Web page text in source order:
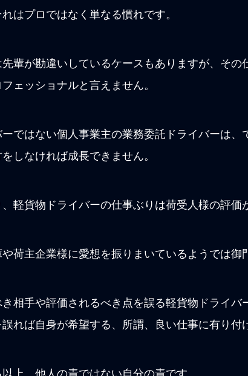
はプロではなく単なる慣れです。
輩が勘違いしているケースもありますが、そ
ェッショナルと言えません。
ではない個人事業主の業務委託ドライバーは
しなければ成長できません。
軽貨物ドライバーの仕事ぶりは荷受人様の評価
荷主企業様に愛想を振りまいているようでは御
相手や評価されるべき点を誤る軽貨物ドライ
れば自身が希望する、所謂、良い仕事に有り付